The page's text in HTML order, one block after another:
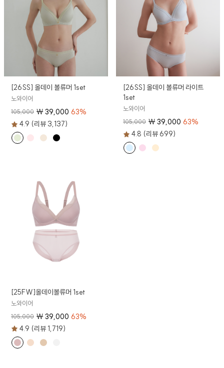
[26SS] 올데이 볼류머 1set
노와이어
105,000 ₩39,000 63%
4.9 (리뷰 3,137)
[26SS] 올데이 볼류머 라이트
1set
노와이어
105,000 ₩39,000 63%
4.8 (리뷰 699)
[25FW]올데이볼류머 1set
노와이어
105,000 ₩39,000 63%
4.9 (리뷰 1,719)